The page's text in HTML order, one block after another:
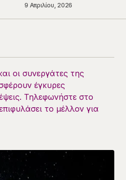
9 Απριλίου, 2026
οι συνεργάτες της
έγκυρες
Τηλεφωνήστε στο
το μέλλον για